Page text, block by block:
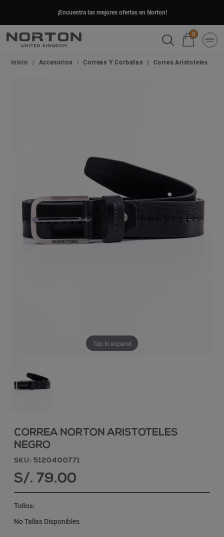
¡Encuentra las mejores ofertas en Norton!
0
Inicio Accesorios Correas Y Corbatas Correa Aristoteles
Tap to expand
CORREA NORTON ARISTOTELES
NEGRO
SKU: 5120400771
S/. 79.00
Tallas:
No Tallas Disponibles